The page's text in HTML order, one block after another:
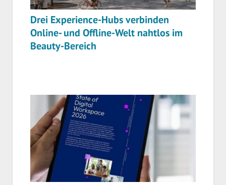
Drei Experience-Hubs verbinden
Online- und Offline-Welt nahtlos im
Beauty-Bereich